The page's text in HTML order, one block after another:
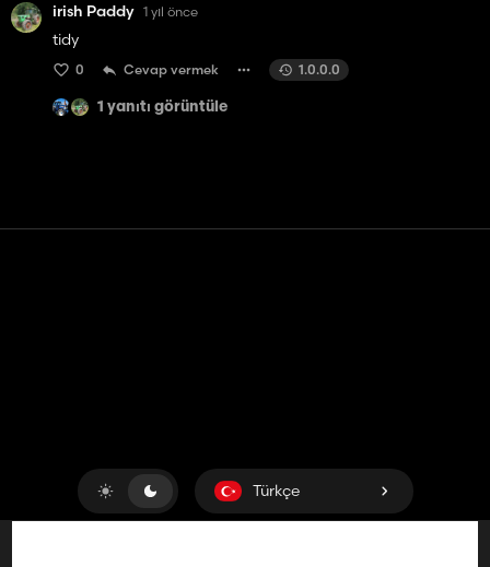
irish Paddy 1 yıl önce
tidy
0 Cevap vermek 1.0.0.0
1 yanıtı görüntüle
Türkçe